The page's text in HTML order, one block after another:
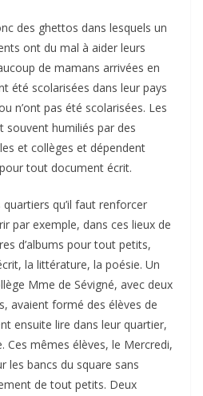
des ghettos dans lesquels un
ont du mal à aider leurs
de mamans arrivées en
été scolarisées dans leur pays
n’ont pas été scolarisées. Les
souvent humiliés par des
et collèges et dépendent
tout document écrit.
quartiers qu’il faut renforcer
par exemple, dans ces lieux de
d’albums pour tout petits,
la littérature, la poésie. Un
Mme de Sévigné, avec deux
avaient formé des élèves de
ensuite lire dans leur quartier,
Ces mêmes élèves, le Mercredi,
les bancs du square sans
de tout petits. Deux